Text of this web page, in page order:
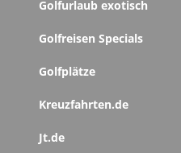
Golfurlaub exotisch
Golfreisen Specials
Golfplätze
Kreuzfahrten.de
Jt.de